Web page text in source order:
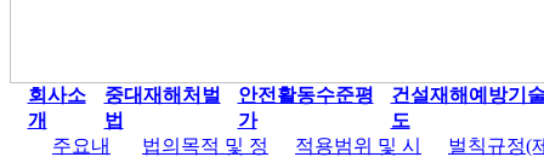
회사소
개
중대재해처벌
법
안전활동수준평
가
건설재해예방기
도
주요내
법의목적 및 정
적용범위 및 시
벌칙규정(